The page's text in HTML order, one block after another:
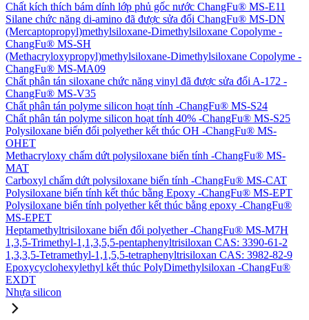
Chất kích thích bám dính lớp phủ gốc nước ChangFu® MS-E11
Silane chức năng di-amino đã được sửa đổi ChangFu® MS-DN
(Mercaptopropyl)methylsiloxane-Dimethylsiloxane Copolyme -
ChangFu® MS-SH
(Methacryloxypropyl)methylsiloxane-Dimethylsiloxane Copolyme -
ChangFu® MS-MA09
Chất phân tán siloxane chức năng vinyl đã được sửa đổi A-172 -
ChangFu® MS-V35
Chất phân tán polyme silicon hoạt tính -ChangFu® MS-S24
Chất phân tán polyme silicon hoạt tính 40% -ChangFu® MS-S25
Polysiloxane biến đổi polyether kết thúc OH -ChangFu® MS-
OHET
Methacryloxy chấm dứt polysiloxane biến tính -ChangFu® MS-
MAT
Carboxyl chấm dứt polysiloxane biến tính -ChangFu® MS-CAT
Polysiloxane biến tính kết thúc bằng Epoxy -ChangFu® MS-EPT
Polysiloxane biến tính polyether kết thúc bằng epoxy -ChangFu®
MS-EPET
Heptamethyltrisiloxane biến đổi polyether -ChangFu® MS-M7H
1,3,5-Trimethyl-1,1,3,5,5-pentaphenyltrisiloxan CAS: 3390-61-2
1,3,3,5-Tetramethyl-1,1,5,5-tetraphenyltrisiloxan CAS: 3982-82-9
Epoxycyclohexylethyl kết thúc PolyDimethylsiloxan -ChangFu®
EXDT
Nhựa silicon